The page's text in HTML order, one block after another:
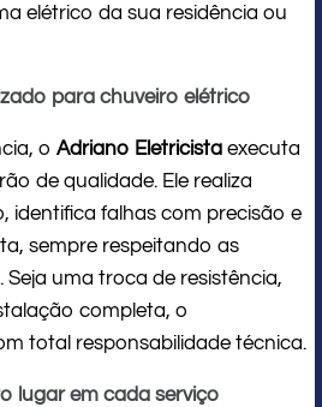
elétrico da sua residência ou
para chuveiro elétrico
o Adriano Eletricista executa
de qualidade. Ele realiza
identifica falhas com precisão e
sempre respeitando as
uma troca de resistência,
completa, o
total responsabilidade técnica.
lugar em cada serviço